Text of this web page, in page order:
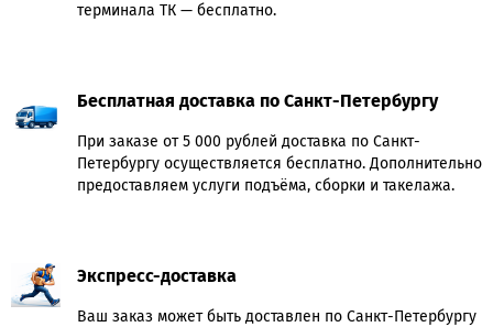
терминала ТК — бесплатно.
Бесплатная доставка по Санкт-Петербургу
При заказе от 5 000 рублей доставка по Санкт-
Петербургу осуществляется бесплатно. Дополнительно
предоставляем услуги подъёма, сборки и такелажа.
Экспресс-доставка
Ваш заказ может быть доставлен по Санкт-Петербургу